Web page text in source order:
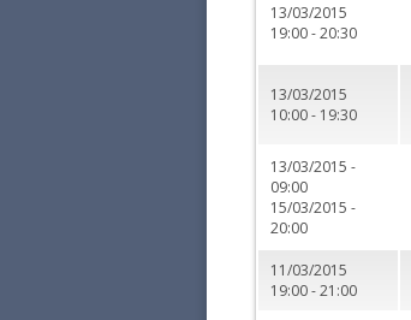
13/03/2015
19:00 - 20:30
13/03/2015
10:00 - 19:30
13/03/2015 -
09:00
15/03/2015 -
20:00
11/03/2015
19:00 - 21:00